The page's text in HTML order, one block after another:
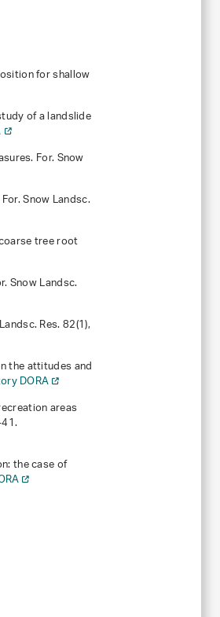
for shallow
of a landslide
For. Snow
Snow Landsc.
tree root
Snow Landsc.
Res.82(1),
the attitudes and
DORA
areas
the case of